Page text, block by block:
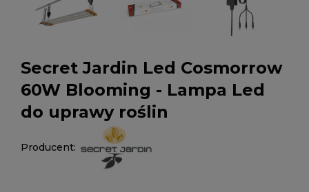
Secret Jardin Led Cosmorrow
60W Blooming - Lampa Led
do uprawy roślin
Producent: